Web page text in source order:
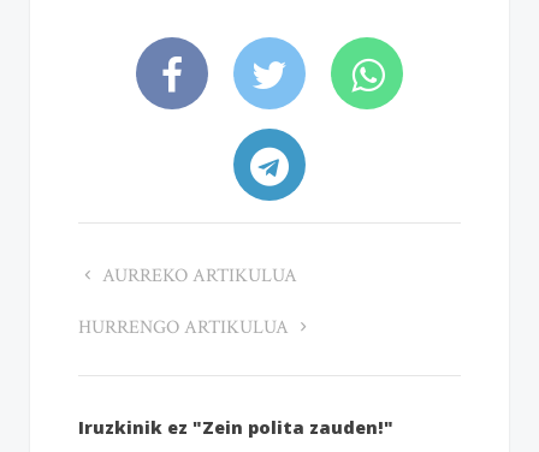
AURREKO ARTIKULUA
HURRENGO ARTIKULUA
Iruzkinik ez "Zein polita zauden!"